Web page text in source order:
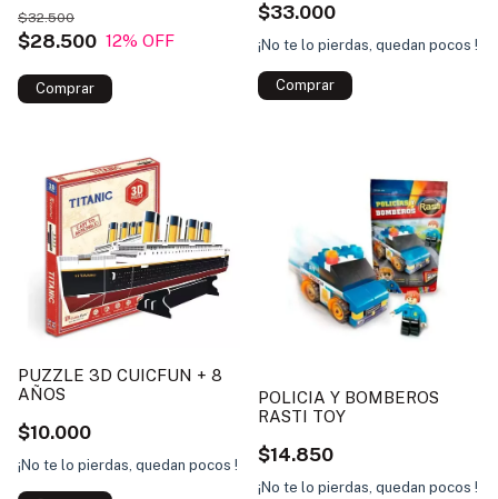
$28.500
$32.500
12% OFF
$33.000
¡No te lo pierdas, quedan pocos !
PUZZLE 3D CUICFUN + 8
AÑOS
$10.000
¡No te lo pierdas, quedan pocos !
POLICIA Y BOMBEROS
RASTI TOY
$14.850
¡No te lo pierdas, quedan pocos !